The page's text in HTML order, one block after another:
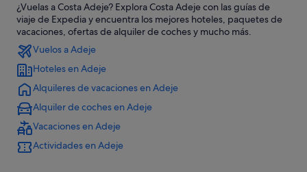
Hoteles de 3 estrellas en Playa de las Américas
Iberostar hoteles en Playa de las Américas
Hoteles con wifi en Costa Adeje
Vime hoteles en Costa Adeje
Hoteles LGTBQIA en Playa de las Américas
Hoteles cerca de Las Verónicas
Hoteles de golf en Costa Adeje
Hoteles para familias en Costa Adeje
¿Vuelas a Costa Adeje? Explora Costa Adeje con las guías de
viaje de Expedia y encuentra los mejores hoteles, paquetes de
vacaciones, ofertas de alquiler de coches y mucho más.
Vuelos a Adeje
Hoteles en Adeje
Alquileres de vacaciones en Adeje
Alquiler de coches en Adeje
Vacaciones en Adeje
Actividades en Adeje